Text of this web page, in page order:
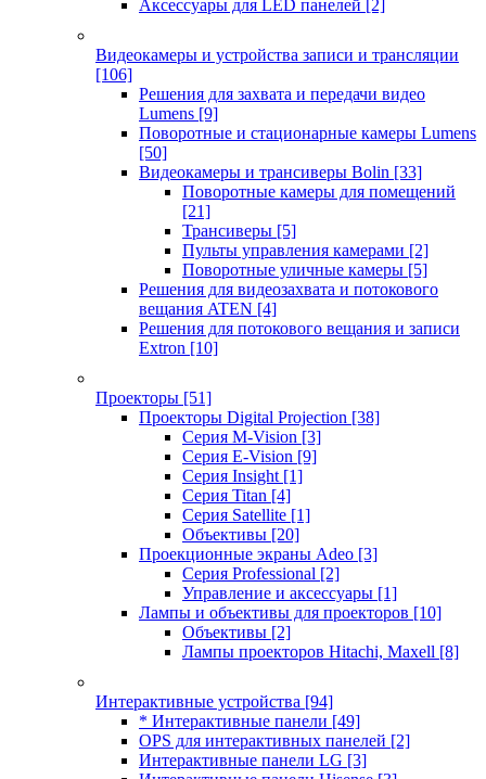
Аксессуары для LED панелей [2]
Видеокамеры и устройства записи и трансляции
[106]
Решения для захвата и передачи видео
Lumens [9]
Поворотные и стационарные камеры Lumens
[50]
Видеокамеры и трансиверы Bolin [33]
Поворотные камеры для помещений
[21]
Трансиверы [5]
Пульты управления камерами [2]
Поворотные уличные камеры [5]
Решения для видеозахвата и потокового
вещания ATEN [4]
Решения для потокового вещания и записи
Extron [10]
Проекторы [51]
Проекторы Digital Projection [38]
Серия M-Vision [3]
Серия E-Vision [9]
Серия Insight [1]
Серия Titan [4]
Серия Satellite [1]
Объективы [20]
Проекционные экраны Adeo [3]
Серия Professional [2]
Управление и аксессуары [1]
Лампы и объективы для проекторов [10]
Объективы [2]
Лампы проекторов Hitachi, Maxell [8]
Интерактивные устройства [94]
* Интерактивные панели [49]
OPS для интерактивных панелей [2]
Интерактивные панели LG [3]